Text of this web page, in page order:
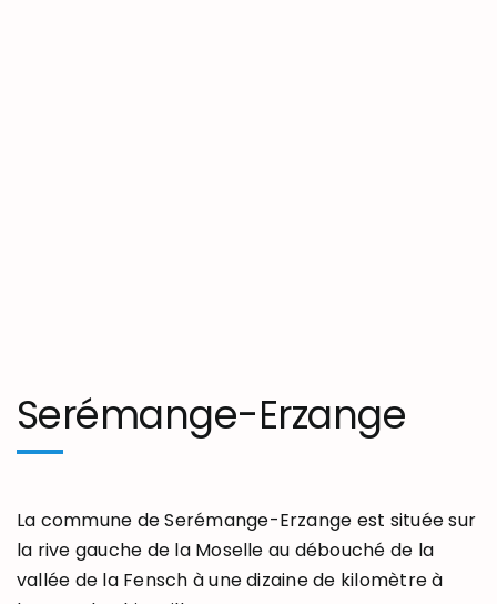
Serémange-Erzange
La commune de Serémange-Erzange est située sur
la rive gauche de la Moselle au débouché de la
vallée de la Fensch à une dizaine de kilomètre à